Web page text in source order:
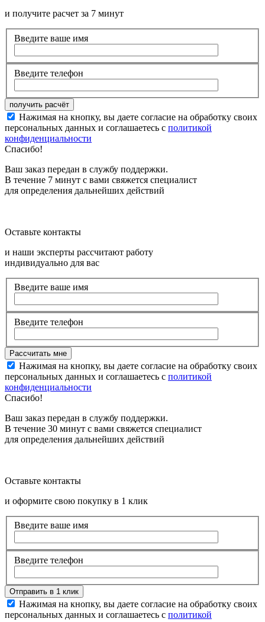
и получите расчет за 7 минут
Введите ваше имя
Введите телефон
Нажимая на кнопку, вы даете согласие на обработку своих
персональных данных и соглашаетесь с политикой
конфиденциальности
Спасибо!
Ваш заказ передан в службу поддержки.
В течение 7 минут с вами свяжется специалист
для определения дальнейших действий
Оставьте контакты
и наши эксперты рассчитают работу
индивидуально для вас
Введите ваше имя
Введите телефон
Нажимая на кнопку, вы даете согласие на обработку своих
персональных данных и соглашаетесь с политикой
конфиденциальности
Спасибо!
Ваш заказ передан в службу поддержки.
В течение 30 минут с вами свяжется специалист
для определения дальнейших действий
Оставьте контакты
и оформите свою покупку в 1 клик
Введите ваше имя
Введите телефон
Нажимая на кнопку, вы даете согласие на обработку своих
персональных данных и соглашаетесь с политикой